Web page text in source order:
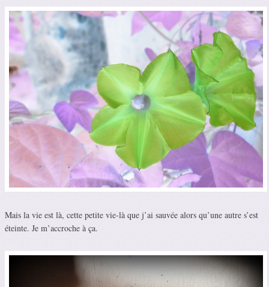
Mais la vie est là, cette petite vie-là que j’ai sauvée alors qu’une autre s’est
éteinte. Je m’accroche à ça.